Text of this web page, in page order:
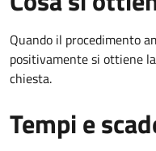
Quando il procedimento
positivamente si ottiene
chiesta.
Tempi e